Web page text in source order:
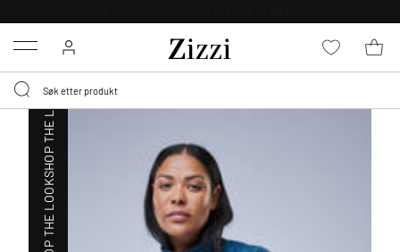
MenuSHOP THE LOOK
SHOP THE LOOK
SHOP THE LOOK